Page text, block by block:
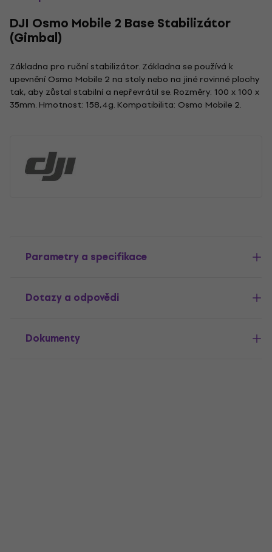
DJI Osmo Mobile 2 Base Stabilizátor
(Gimbal)
Základna pro ruční stabilizátor. Základna se používá k
upevnění Osmo Mobile 2 na stoly nebo na jiné rovinné plochy
tak, aby zůstal stabilní a nepřevrátil se. Rozměry: 100 x 100 x
35mm. Hmotnost: 158,4g. Kompatibilita: Osmo Mobile 2.
Parametry a specifikace
Dotazy a odpovědi
Dokumenty